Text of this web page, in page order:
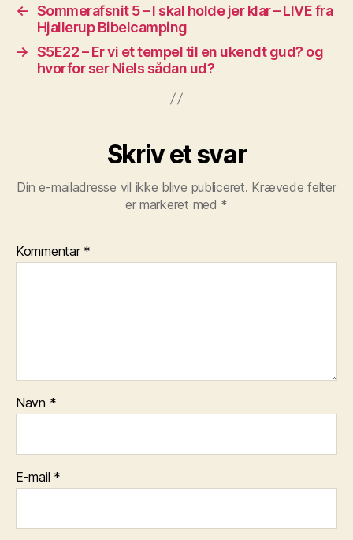
← Sommerafsnit 5 – I skal holde jer klar – LIVE fra
Hjallerup Bibelcamping
→ S5E22 – Er vi et tempel til en ukendt gud? og
hvorfor ser Niels sådan ud?
Skriv et svar
Din e-mailadresse vil ikke blive publiceret. Krævede felter
er markeret med *
Kommentar *
Navn *
E-mail *